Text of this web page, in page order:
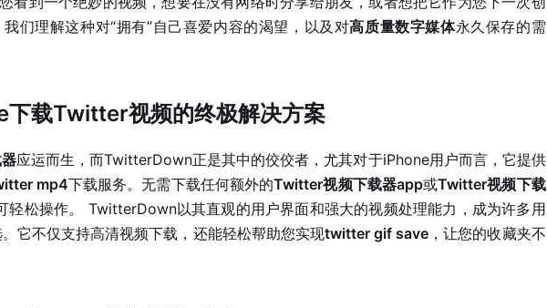
们理解这种对“拥有”自己喜爱内容的渴望，以及对高质量数字媒体永久保存的需
载Twitter视频的终极解决方案
应运而生，而TwitterDown正是其中的佼佼者，尤其对于iPhone用户而言，它提供
mp4下载服务。无需下载任何额外的Twitter视频下载器app或Twitter视频下载
轻松操作。 TwitterDown以其直观的用户界面和强大的视频处理能力，成为许多用
它不仅支持高清视频下载，还能轻松帮助您实现twitter gif save ，让您的收藏夹不